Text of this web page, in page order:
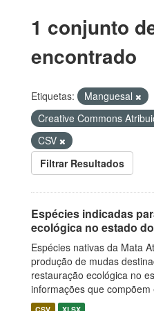
1 conjunto
encontrado
Etiquetas: Manguesal
Creative Commons
CSV
Filtrar Resultados
Espécies indicadas
ecológica no estado
Espécies nativas da Mata
produção de mudas
restauração ecológica no
informações que compõem